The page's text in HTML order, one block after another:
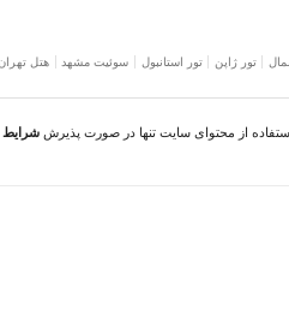
تور ژاپن تور استانبول سوئیت مشهد هتل
از محتوای سایت تنها در صورت پذیرش شرایط